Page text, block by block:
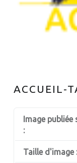
ACCUEIL-
Image publiée
:
Taille d'image :